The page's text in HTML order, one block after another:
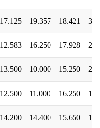
17.125 19.357 18.421
12.583 16.250 17.928
13.500 10.000 15.250
12.500 11.000 16.250
14.200 14.400 15.650